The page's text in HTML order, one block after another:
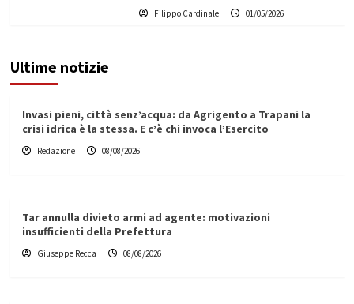
Filippo Cardinale 01/05/2026
Ultime notizie
Invasi pieni, città senz’acqua: da Agrigento a Trapani la
crisi idrica è la stessa. E c’è chi invoca l’Esercito
Redazione 08/08/2026
Tar annulla divieto armi ad agente: motivazioni
insufficienti della Prefettura
Giuseppe Recca 08/08/2026